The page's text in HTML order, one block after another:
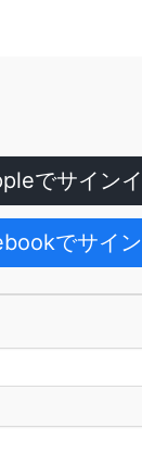
でサイン
でサイ